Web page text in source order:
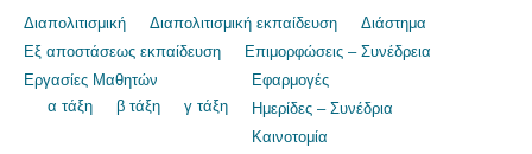
Διαπολιτισμική Διαπολιτισμική εκπαίδευση
Διάστημα
Εξ αποστάσεως εκπαίδευση
Επιμορφώσεις – Συνέδρεια
Εργασίες Μαθητών
α τάξη
β τάξη γ τάξη
Εφαρμογές
Ημερίδες – Συνέδρια
Καινοτομία